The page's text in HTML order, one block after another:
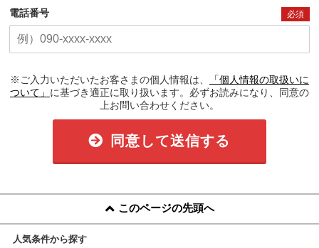
電話番号 必須
※ご入力いただいたお客さまの個人情報は、
「個人情報の取扱いに
ついて」 に基づき適正に取り扱います。必ずお読みになり、同意の
上お問い合わせください。
同意して送信する
このページの先頭へ
人気条件から探す